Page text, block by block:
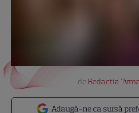
Adaugă-ne ca sursă
deRedactia